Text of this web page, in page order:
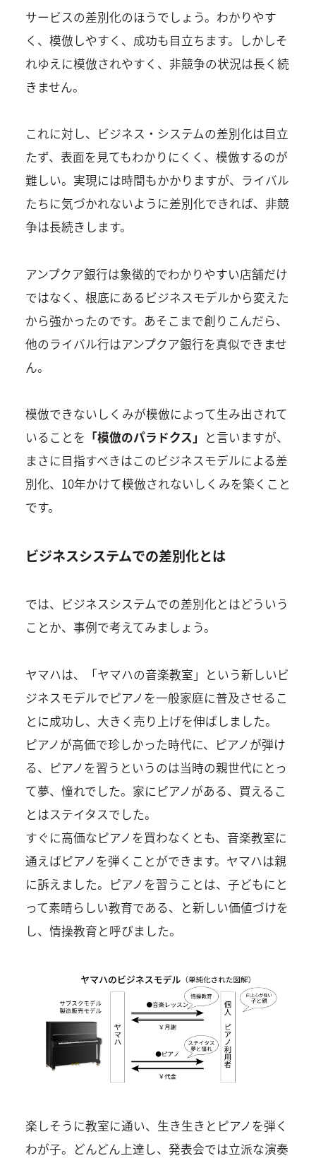
サービスの差別化のほうでしょう。わかりやす
く、模倣しやすく、成功も目立ちます。しかしそ
れゆえに模倣されやすく、非競争の状況は長く続
きません。
これに対し、ビジネス・システムの差別化は目立
たず、表面を見てもわかりにくく、模倣するのが
難しい。実現には時間もかかりますが、ライバル
たちに気づかれないように差別化できれば、非競
争は長続きします。
アンプクア銀行は象徴的でわかりやすい店舗だけ
ではなく、根底にあるビジネスモデルから変えた
から強かったのです。あそこまで創りこんだら、
他のライバル行はアンプクア銀行を真似できませ
ん。
模倣できないしくみが模倣によって生み出されて
いることを 「模倣のパラドクス」 と言いますが、
まさに目指すべきはこのビジネスモデルによる差
別化、10年かけて模倣されないしくみを築くこと
です。
ビジネスシステムでの差別化とは
では、ビジネスシステムでの差別化とはどういう
ことか、事例で考えてみましょう。
ヤマハは、「ヤマハの音楽教室」という新しいビ
ジネスモデルでピアノを一般家庭に普及させるこ
とに成功し、大きく売り上げを伸ばしました。
ピアノが高価で珍しかった時代に、ピアノが弾け
る、ピアノを習うというのは当時の親世代にとっ
て夢、憧れでした。家にピアノがある、買えるこ
とはステイタスでした。
すぐに高価なピアノを買わなくとも、音楽教室に
通えばピアノを弾くことができます。ヤマハは親
に訴えました。ピアノを習うことは、子どもにと
って素晴らしい教育である、と新しい価値づけを
し、情操教育と呼びました。
楽しそうに教室に通い、生き生きとピアノを弾く
わが子。どんどん上達し、発表会では立派な演奏